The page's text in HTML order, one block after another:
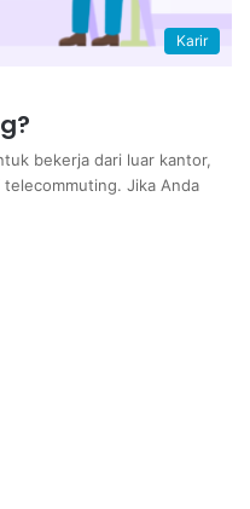
Karir
bekerja dari luar kantor,
Jika Anda